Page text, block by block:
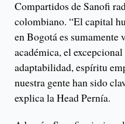
Compartidos de Sanofi
colombiano. “El capital
en Bogotá es
académica, el
adaptabilidad, espíritu
nuestra gente han sido
explica la Head Pernía.